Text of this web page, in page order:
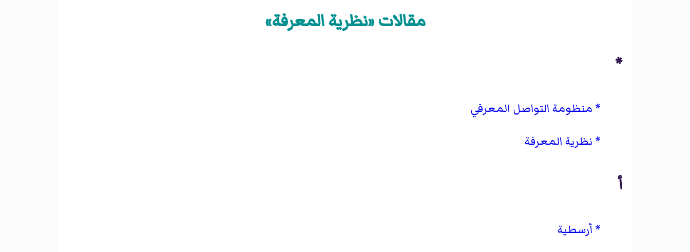
مقالات «نظرية المعرفة»
*
منظومة التواصل المعرفي
نظرية المعرفة
أ
أرسطية